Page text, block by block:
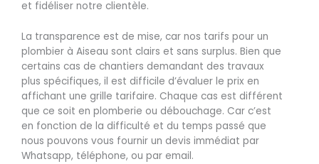
et fidéliser notre clientèle.
La transparence est de mise, car nos tarifs pour un
plombier à Aiseau sont clairs et sans surplus. Bien que
certains cas de chantiers demandant des travaux
plus spécifiques, il est difficile d’évaluer le prix en
affichant une grille tarifaire. Chaque cas est différent
que ce soit en plomberie ou débouchage. Car c’est
en fonction de la difficulté et du temps passé que
nous pouvons vous fournir un devis immédiat par
Whatsapp, téléphone, ou par email.